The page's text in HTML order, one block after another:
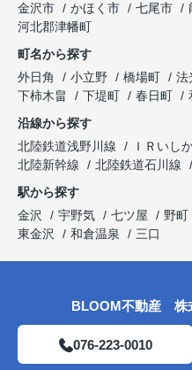
金沢市
かほく市 七尾市
河北郡津幡町
町名から探す
外日角
小立野 橋場町 法
下柿木畠
下堤町 春日町
沿線から探す
北陸鉄道浅野川線
ＩＲいし
北陸新幹線
北陸鉄道石川線
駅から探す
金沢
宇野気 七ツ屋 野町
東金沢
和倉温泉 三口
BLOOM不動産 株
076-223-0010